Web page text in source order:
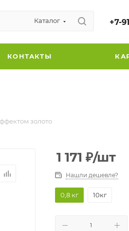
Каталог +7-
КОНТАКТЫ
золото
1 171 ₽/шт
Нашли дешевле?
0,8 кг 10кг